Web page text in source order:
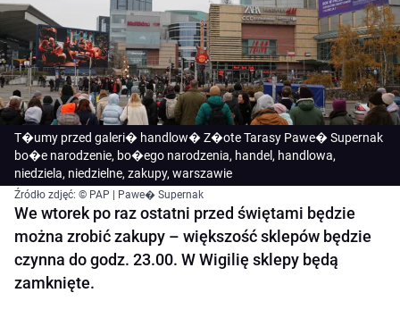
T�umy przed galeri� handlow� Z�ote Tarasy Pawe� Supernak
bo�e narodzenie, bo�ego narodzenia, handel, handlowa,
niedziela, niedzielne, zakupy, warszawie
Źródło zdjęć: © PAP | Pawe� Supernak
We wtorek po raz ostatni przed świętami będzie
można zrobić zakupy – większość sklepów będzie
czynna do godz. 23.00. W Wigilię sklepy będą
zamknięte.